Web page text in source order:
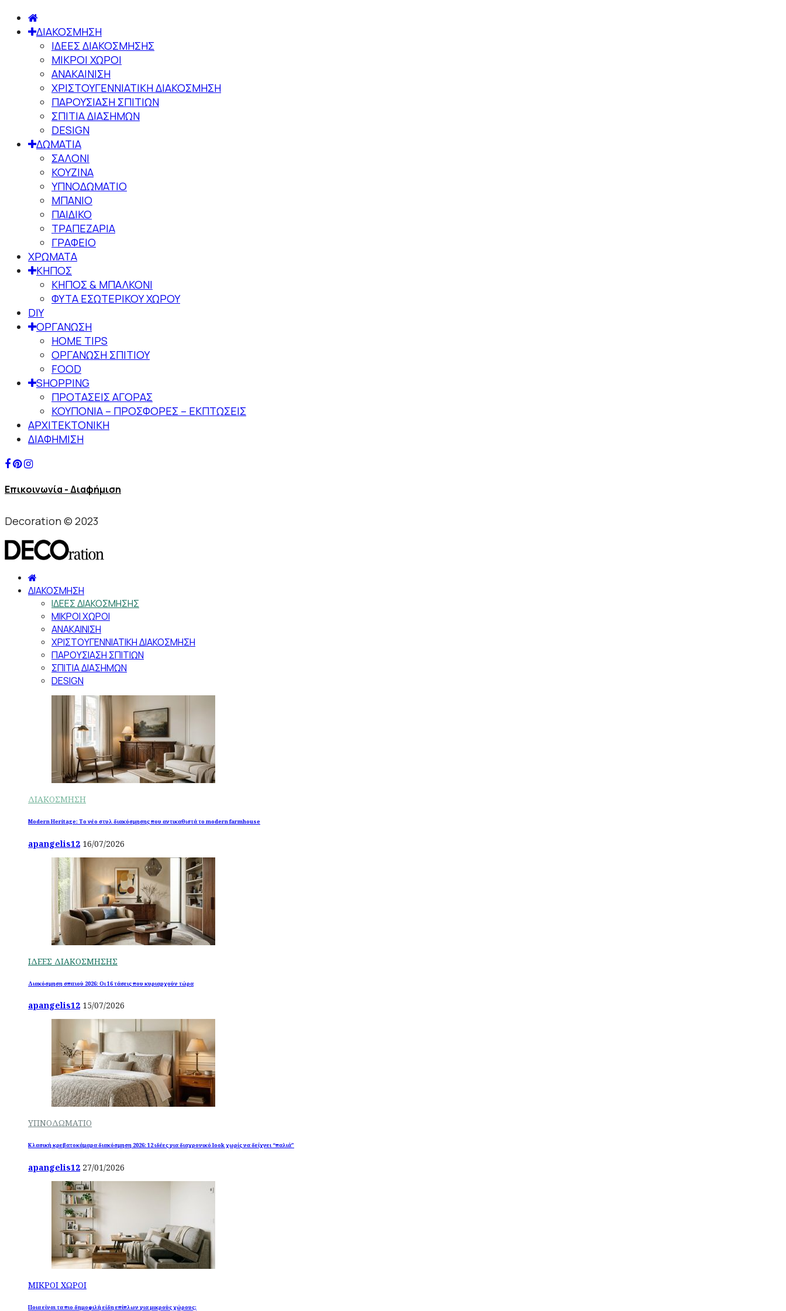
ΔΙΑΚΟΣΜΗΣΗ
ΙΔΕΕΣ ΔΙΑΚΟΣΜΗΣΗΣ
ΜΙΚΡΟΙ ΧΩΡΟΙ
ΑΝΑΚΑΙΝΙΣΗ
ΧΡΙΣΤΟΥΓΕΝΝΙΑΤΙΚΗ ΔΙΑΚΟΣΜΗΣΗ
ΠΑΡΟΥΣΙΑΣΗ ΣΠΙΤΙΩΝ
ΣΠΙΤΙΑ ΔΙΑΣΗΜΩΝ
DESIGN
ΔΩΜΑΤΙΑ
ΣΑΛΟΝΙ
ΚΟΥΖΙΝΑ
ΥΠΝΟΔΩΜΑΤΙΟ
ΜΠΑΝΙΟ
ΠΑΙΔΙΚΟ
ΤΡΑΠΕΖΑΡΙΑ
ΓΡΑΦΕΙΟ
ΧΡΩΜΑΤΑ
ΚΗΠΟΣ
ΚΗΠΟΣ & ΜΠΑΛΚΟΝΙ
ΦΥΤΑ ΕΣΩΤΕΡΙΚΟΥ ΧΩΡΟΥ
DIY
ΟΡΓΑΝΩΣΗ
HOME TIPS
ΟΡΓΑΝΩΣΗ ΣΠΙΤΙΟΥ
FOOD
SHOPPING
ΠΡΟΤΑΣΕΙΣ ΑΓΟΡΑΣ
ΚΟΥΠΟΝΙΑ – ΠΡΟΣΦΟΡΕΣ – ΕΚΠΤΩΣΕΙΣ
ΑΡΧΙΤΕΚΤΟΝΙΚΗ
ΔΙΑΦΗΜΙΣΗ
Επικοινωνία - Διαφήμιση
Decoration © 2023
ΔΙΑΚΟΣΜΗΣΗ
ΙΔΕΕΣ ΔΙΑΚΟΣΜΗΣΗΣ
ΜΙΚΡΟΙ ΧΩΡΟΙ
ΑΝΑΚΑΙΝΙΣΗ
ΧΡΙΣΤΟΥΓΕΝΝΙΑΤΙΚΗ ΔΙΑΚΟΣΜΗΣΗ
ΠΑΡΟΥΣΙΑΣΗ ΣΠΙΤΙΩΝ
ΣΠΙΤΙΑ ΔΙΑΣΗΜΩΝ
DESIGN
ΔΙΑΚΟΣΜΗΣΗ
Modern Heritage: Το νέο στυλ διακόσμησης που αντικαθιστά το modern farmhouse
apangelis12 16/07/2026
ΙΔΕΕΣ ΔΙΑΚΟΣΜΗΣΗΣ
Διακόσμηση σπιτιού 2026: Οι 16 τάσεις που κυριαρχούν τώρα
apangelis12 15/07/2026
ΥΠΝΟΔΩΜΑΤΙΟ
Κλασική κρεβατοκάμαρα διακόσμηση 2026: 12 ιδέες για διαχρονικό look χωρίς να δείχνει “παλιά”
apangelis12 27/01/2026
ΜΙΚΡΟΙ ΧΩΡΟΙ
Ποια είναι τα πιο δημοφιλή είδη επίπλων για μικρούς χώρους;